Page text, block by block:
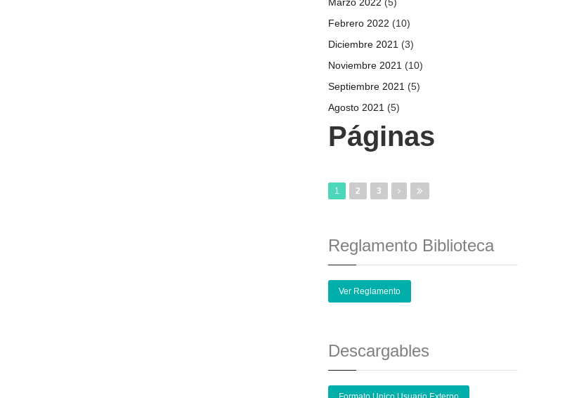
Febrero 2022 (10)
Diciembre 2021 (3)
Noviembre 2021 (10)
Septiembre 2021 (5)
Agosto 2021 (5)
Páginas
1 2 3
Reglamento Biblioteca
Ver Reglamento
Descargables